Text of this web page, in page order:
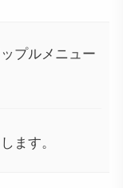
プルメニュー
ます。